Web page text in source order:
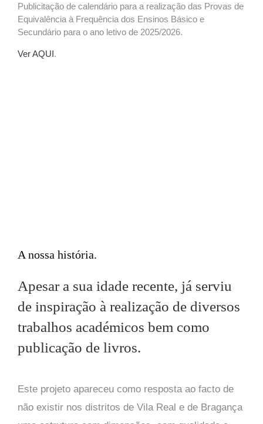
Publicitação de calendário para a realização das Provas de
Equivalência à Frequência dos Ensinos Básico e
Secundário para o ano letivo de 2025/2026.
Ver AQUI.
A nossa história
Apesar a sua idade recente, já serviu
de inspiração à realização de diversos
trabalhos académicos bem como
publicação de livros.
Este projeto apareceu como resposta ao facto de
não existir nos distritos de Vila Real e de Bragança